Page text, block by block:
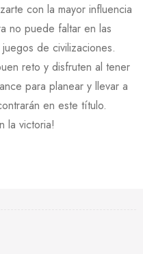
con la mayor influencia
no puede faltar en las
de civilizaciones.
reto y disfruten al tener
para planear y llevar a
en este título.
la victoria!